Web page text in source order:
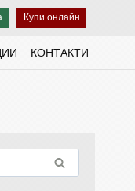
Купи онлайн
КОНТАКТИ